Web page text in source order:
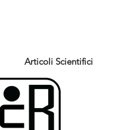
Articoli Scientifici